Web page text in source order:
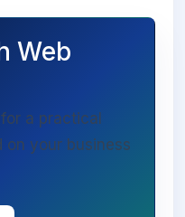
Web
a practical
on your business